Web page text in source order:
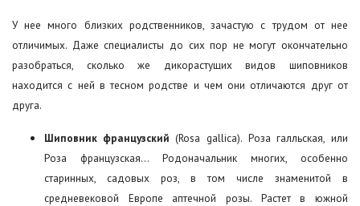
У нее много близких родственников, зачастую с трудом от нее
отличимых. Даже специалисты до сих пор не могут окончательно
разобраться, сколько же дикорастущих видов шиповников
находится с ней в тесном родстве и чем они отличаются друг от
друга.
Шиповник французский (Rosa gallica). Роза галльская, или
Роза французская… Родоначальник многих, особенно
старинных, садовых роз, в том числе знаменитой в
средневековой Европе аптечной розы. Растет в южной